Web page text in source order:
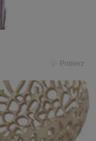
Pobierz